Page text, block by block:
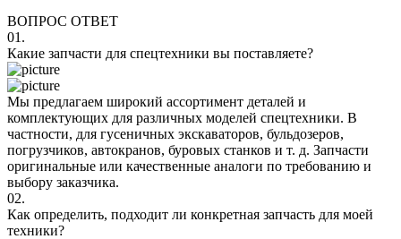
ВОПРОС ОТВЕТ
01.
Какие запчасти для спецтехники вы поставляете?
Мы предлагаем широкий ассортимент деталей и
комплектующих для различных моделей спецтехники. В
частности, для гусеничных экскаваторов, бульдозеров,
погрузчиков, автокранов, буровых станков и т. д. Запчасти
оригинальные или качественные аналоги по требованию и
выбору заказчика.
02.
Как определить, подходит ли конкретная запчасть для моей
техники?